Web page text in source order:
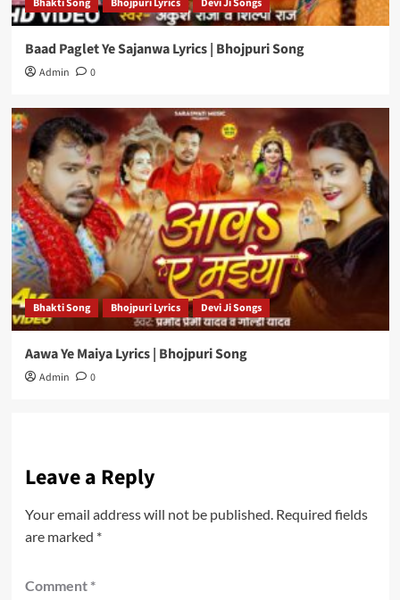
Baad Paglet Ye Sajanwa Lyrics | Bhojpuri Song
Admin 0
Bhakti Song Bhojpuri Lyrics Devi Ji Songs
Aawa Ye Maiya Lyrics | Bhojpuri Song
Admin 0
Leave a Reply
Your email address will not be published. Required fields
are marked *
Comment *